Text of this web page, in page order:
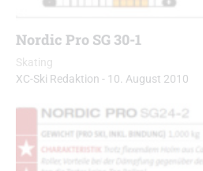
Nordic Pro SG 30-1
Skating
XC-Ski Redaktion - 10. August 2010